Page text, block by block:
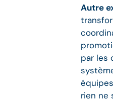
Autre
par les
rien ne